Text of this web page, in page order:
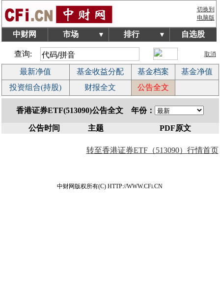
切换到
电脑版
中财网 市场 ▼ 排行 ▼ 自选股
查询: 取消
最新净值 基金收益分配 基金档案
基金净值
投资组合(持股)
财报全文 公告全文
香港证券ETF(513090)公告全文 年份：
公告时间 主题 PDF原文
转至香港证券ETF（513090）行情首页
中财网版权所有(C) HTTP://WWW.CFi.CN